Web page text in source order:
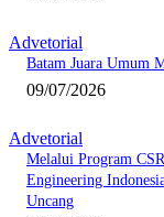
Advetorial
Batam Juara Umum
09/07/2026
Advetorial
Melalui Program
Engineering
Uncang